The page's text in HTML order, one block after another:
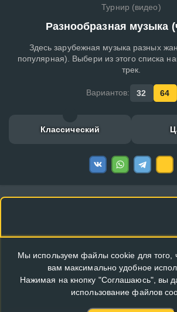
Турнир (видео)
Разнообразная музыка
Здесь зарубежная музыка разных
популярная). Выбери из этого списка
трек.
Вариантов: 32 64
Классический
Мы используем файлы cookie для того,
вам максимально удобное
Нажимая на кнопку "Соглашаюсь", вы
использование файлов